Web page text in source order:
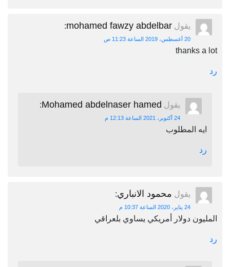
يقول mohamed fawzy abdelbar
:
20 أغسطس، 2019 الساعة 11:23 ص
thanks a lot
رد
يقول Mohamed abdelnaser hamed
:
24 أكتوبر، 2021 الساعة 12:13 م
ايه المطلوب
رد
يقول محمود الانباري:
24 يناير، 2020 الساعة 10:37 م
المليون دولار أمريكي يساوي بلعراقي
رد